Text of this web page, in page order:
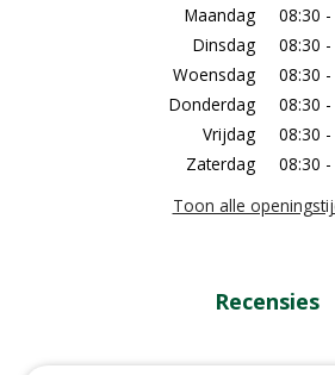
Maandag
08:30
Dinsdag
08:30
Woensdag
08:30
Donderdag
08:30
Vrijdag
08:30
Zaterdag
08:30
Toon alle
Recensies